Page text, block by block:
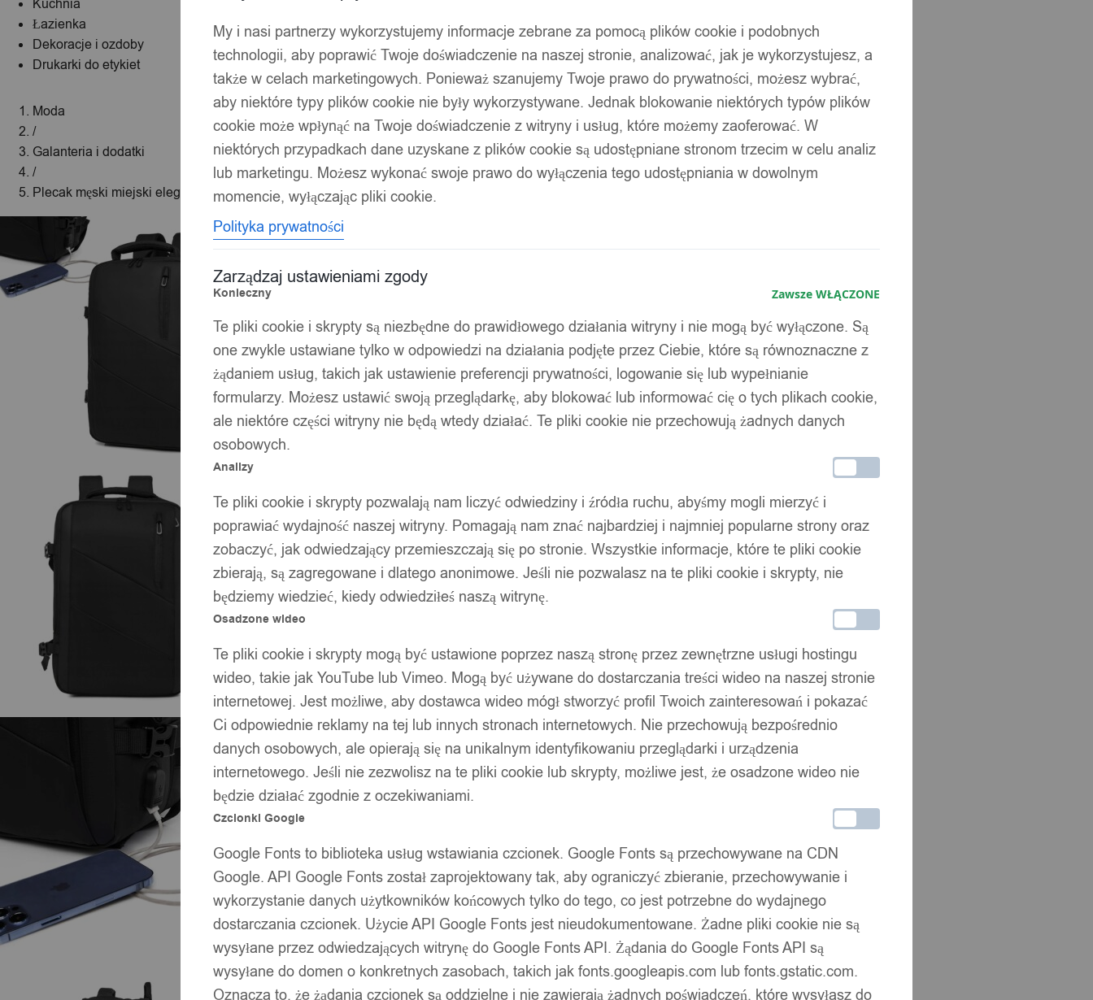
Kuchnia
Łazienka
Dekoracje i ozdoby
Drukarki do etykiet
Moda
/
Galanteria i dodatki
/
Plecak męski miejski elegancki czarny duży szkolny biurowy usb laptopa 32l
My i nasi partnerzy wykorzystujemy informacje zebrane za pomocą plików cookie i podobnych
technologii, aby poprawić Twoje doświadczenie na naszej stronie, analizować, jak je wykorzystujesz, a
także w celach marketingowych. Ponieważ szanujemy Twoje prawo do prywatności, możesz wybrać,
aby niektóre typy plików cookie nie były wykorzystywane. Jednak blokowanie niektórych typów plików
cookie może wpłynąć na Twoje doświadczenie z witryny i usług, które możemy zaoferować. W
niektórych przypadkach dane uzyskane z plików cookie są udostępniane stronom trzecim w celu analiz
lub marketingu. Możesz wykonać swoje prawo do wyłączenia tego udostępniania w dowolnym
momencie, wyłączając pliki cookie.
Polityka prywatności
Zarządzaj ustawieniami zgody
Konieczny Zawsze WŁĄCZONE
Te pliki cookie i skrypty są niezbędne do prawidłowego działania witryny i nie mogą być wyłączone. Są
one zwykle ustawiane tylko w odpowiedzi na działania podjęte przez Ciebie, które są równoznaczne z
żądaniem usług, takich jak ustawienie preferencji prywatności, logowanie się lub wypełnianie
formularzy. Możesz ustawić swoją przeglądarkę, aby blokować lub informować cię o tych plikach cookie,
ale niektóre części witryny nie będą wtedy działać. Te pliki cookie nie przechowują żadnych danych
osobowych.
Analizy
Te pliki cookie i skrypty pozwalają nam liczyć odwiedziny i źródła ruchu, abyśmy mogli mierzyć i
poprawiać wydajność naszej witryny. Pomagają nam znać najbardziej i najmniej popularne strony oraz
zobaczyć, jak odwiedzający przemieszczają się po stronie. Wszystkie informacje, które te pliki cookie
zbierają, są zagregowane i dlatego anonimowe. Jeśli nie pozwalasz na te pliki cookie i skrypty, nie
będziemy wiedzieć, kiedy odwiedziłeś naszą witrynę.
Osadzone wideo
Te pliki cookie i skrypty mogą być ustawione poprzez naszą stronę przez zewnętrzne usługi hostingu
wideo, takie jak YouTube lub Vimeo. Mogą być używane do dostarczania treści wideo na naszej stronie
internetowej. Jest możliwe, aby dostawca wideo mógł stworzyć profil Twoich zainteresowań i pokazać
Ci odpowiednie reklamy na tej lub innych stronach internetowych. Nie przechowują bezpośrednio
danych osobowych, ale opierają się na unikalnym identyfikowaniu przeglądarki i urządzenia
internetowego. Jeśli nie zezwolisz na te pliki cookie lub skrypty, możliwe jest, że osadzone wideo nie
będzie działać zgodnie z oczekiwaniami.
Czcionki Google
Google Fonts to biblioteka usług wstawiania czcionek. Google Fonts są przechowywane na CDN
Google. API Google Fonts został zaprojektowany tak, aby ograniczyć zbieranie, przechowywanie i
wykorzystanie danych użytkowników końcowych tylko do tego, co jest potrzebne do wydajnego
dostarczania czcionek. Użycie API Google Fonts jest nieudokumentowane. Żadne pliki cookie nie są
wysyłane przez odwiedzających witrynę do Google Fonts API. Żądania do Google Fonts API są
wysyłane do domen o konkretnych zasobach, takich jak fonts.googleapis.com lub fonts.gstatic.com.
Oznacza to, że żądania czcionek są oddzielne i nie zawierają żadnych poświadczeń, które wysyłasz do